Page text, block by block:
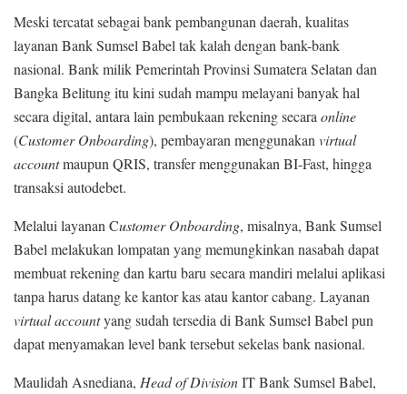
Meski tercatat sebagai bank pembangunan daerah, kualitas
layanan Bank Sumsel Babel tak kalah dengan bank-bank
nasional. Bank milik Pemerintah Provinsi Sumatera Selatan dan
Bangka Belitung itu kini sudah mampu melayani banyak hal
secara digital, antara lain pembukaan rekening secara online
(Customer Onboarding), pembayaran menggunakan virtual
accountmaupun QRIS, transfer menggunakan BI-Fast, hingga
transaksi autodebet.
Melalui layanan Customer Onboarding, misalnya, Bank Sumsel
Babel melakukan lompatan yang memungkinkan nasabah dapat
membuat rekening dan kartu baru secara mandiri melalui aplikasi
tanpa harus datang ke kantor kas atau kantor cabang. Layanan
virtual accountyang sudah tersedia di Bank Sumsel Babel pun
dapat menyamakan level bank tersebut sekelas bank nasional.
Maulidah Asnediana, Head of DivisionIT Bank Sumsel Babel,